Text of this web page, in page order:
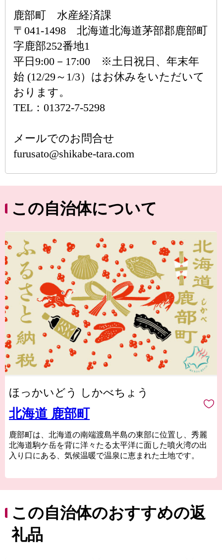
鹿部町 水産経済課
〒041-1498 北海道北海道茅部郡鹿部町
字鹿部252番地1
平日9:00－17:00 ※土日祝日、年末年
始 (12/29～1/3）はお休みをいただいて
おります。
TEL：01372-7-5298
メールでのお問合せ
furusato@shikabe-tara.com
この自治体について
ほっかいどう しかべちょう
北海道 鹿部町
鹿部町は、北海道の南端渡島半島の東部に位置し、秀麗
北海道駒ケ岳を背に洋々たる太平洋に面した噴火湾の出
入り口にある、気候温暖で温泉に恵まれた土地です。
トウダラは水揚げ量が多く、スケトウダラから獲れる良
質なたらこは、「海の赤いダイヤ」とも呼ばれていま
す。
■温泉
この自治体のおすすめの返
礼品